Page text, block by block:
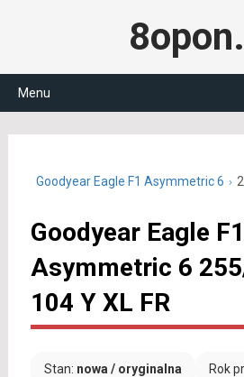
Menu
Goodyear Eagle F1 Asymmetric 6
Goodyear Eagle F1
Asymmetric 6
104 Y XL FR
Stan: nowa / oryginalna Rok